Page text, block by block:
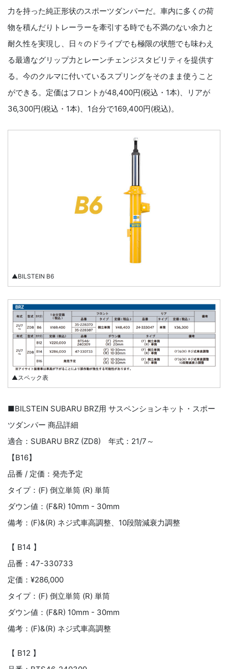
力を持った純正形状のスポーツダンパーだ。車内に多くの荷
物を積んだりトレーラーを牽引する時でも不満のない余力と
耐久性を実現し、日々のドライブでも極限の状態でも味わえ
る最適なグリップ力とレーンチェンジスタビリティを提供す
る。今のクルマに付いているスプリングをそのまま使うこと
ができる。定価はフロントが48,400円(税込・1本)、リアが
36,300円(税込・1本)、1台分で169,400円(税込)。
▲BILSTEIN B6
▲スペック表
■BILSTEIN SUBARU BRZ用 サスペンションキット・スポー
ツダンパー 商品詳細
適合：SUBARU BRZ (ZD8) 年式：21/7～
【B16】
品番 / 定価：発売予定
タイプ：(F) 倒立単筒 (R) 単筒
ダウン値：(F&R) 10mm - 30mm
備考：(F)&(R) ネジ式車高調整、10段階減衰力調整
【 B14 】
品番：47-330733
定価：¥286,000
タイプ：(F) 倒立単筒 (R) 単筒
ダウン値：(F&R) 10mm - 30mm
備考：(F)&(R) ネジ式車高調整
【 B12 】